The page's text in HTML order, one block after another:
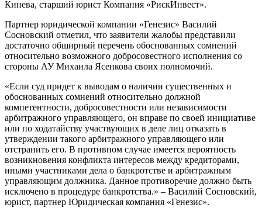
Кинева, старший юрист Компания «РискИнвест».
Партнер юридической компании «Генезис» Василий
Сосновский отметил, что заявители жалобы представили
достаточно обширный перечень обоснованных сомнений
относительно возможного добросовестного исполнения со
стороны АУ Михаила Ясенкова своих полномочий.
«Если суд придет к выводам о наличии существенных и
обоснованных сомнений относительно должной
компетентности, добросовестности или независимости
арбитражного управляющего, он вправе по своей инициативе
или по ходатайству участвующих в деле лиц отказать в
утверждении такого арбитражного управляющего или
отстранить его. В противном случае имеется вероятность
возникновения конфликта интересов между кредиторами,
иными участниками дела о банкротстве и арбитражным
управляющим должника. Данное противоречие должно быть
исключено в процедуре банкротства.» – Василий Сосновский,
юрист, партнер Юридическая компания «Генезис».